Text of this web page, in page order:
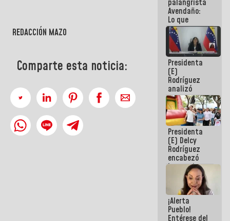
REDACCIÓN MAZO
Comparte esta noticia:
República
palangrista
Avendaño:
Lo que
vayas a
escribir
hazlo hoy
por que no
sabemos si
la semana
que viene
hay
programa
Presidenta
(E)
Rodríguez
analizó
junto a
gobernadores
planes de
recuperación
del Sistema
Eléctrico
Nacional
Presidenta
(E) Delcy
Rodríguez
encabezó
lanzamiento
del Plan
Nacional de
Recreación
Vacacional
¡Alerta
Pueblo!
Entérese del